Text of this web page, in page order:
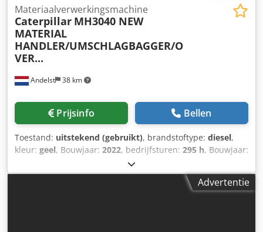
Andelst 38 km
Materiaalverwerkingsmachine
Caterpillar MH3040 NEW
MATERIAL
HANDLER/UMSCHLAGBAGGER/O
VER...
Prijsinfo Bellen
Toestand: uitstekend (gebruikt), brandstoftype: diesel,
kleur: geel, Bouwjaar: 2022, bedrijfsturen: 295 h, Bouwjaar:
2022 Aandrijving: Wiel Leeggewicht: 38.500 kg CE-
markering: ja Technische staat: zeer goed Optische staat:
zeer goed Prijs: op aanvraag NIEUW/DEMO CATERPILLAR
Advertentie